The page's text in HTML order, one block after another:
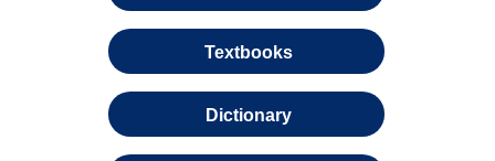
Textbooks
Dictionary